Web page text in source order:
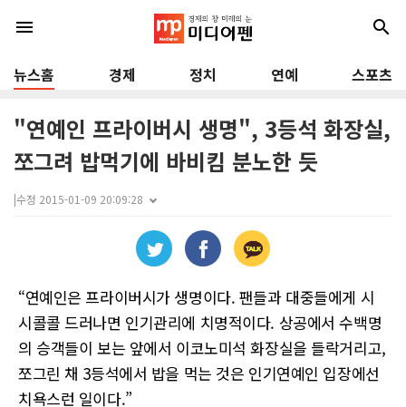
menu search
뉴스홈 경제 정치 연예 스포츠
"연예인 프라이버시 생명", 3등석 화장실,
쪼그려 밥먹기에 바비킴 분노한 듯
|수정 2015-01-09 20:09:28
“연예인은 프라이버시가 생명이다. 팬들과 대중들에게 시
시콜콜 드러나면 인기관리에 치명적이다. 상공에서 수백명
의 승객들이 보는 앞에서 이코노미석 화장실을 들락거리고,
쪼그린 채 3등석에서 밥을 먹는 것은 인기연예인 입장에선
치욕스런 일이다.”